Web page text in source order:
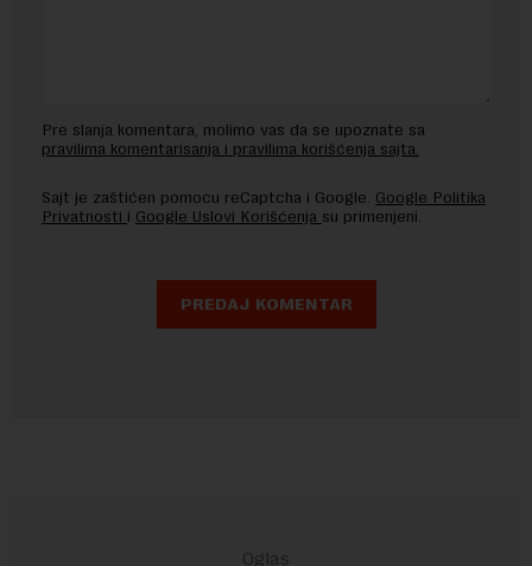
Pre slanja komentara, molimo vas da se upoznate sa
pravilima komentarisanja i pravilima korišćenja sajta.
Sajt je zaštićen pomocu reCaptcha i Google. Google Politika
Privatnosti i Google Uslovi Korišćenja su primenjeni.